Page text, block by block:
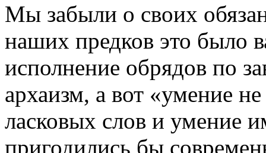
Мы забыли о своих
наших предков это было
исполнение обрядов по
архаизм, а вот «умение
ласковых слов и умение
пригодились бы